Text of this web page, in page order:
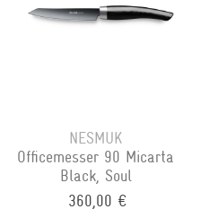
NESMUK
Officemesser 90 Micarta
Black, Soul
360,00 €